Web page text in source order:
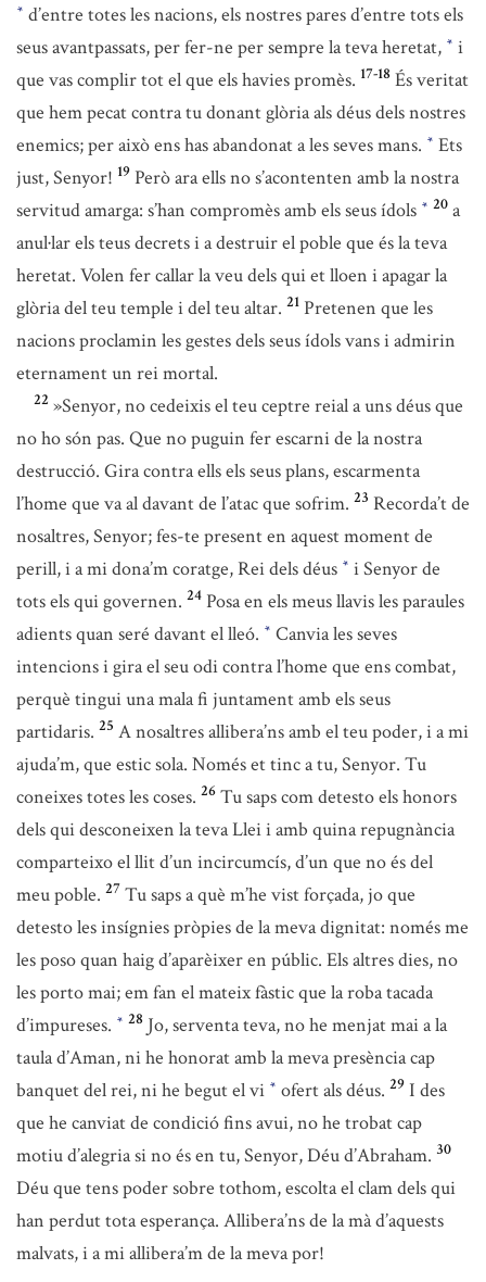
* d’entre totes les nacions, els nostres pares d’entre tots els
seus avantpassats, per fer-ne per sempre la teva heretat, * i
que vas complir tot el que els havies promès. 17-18 És veritat
que hem pecat contra tu donant glòria als déus dels nostres
enemics; per això ens has abandonat a les seves mans. * Ets
just, Senyor! 19 Però ara ells no s’acontenten amb la nostra
servitud amarga: s’han compromès amb els seus ídols * 20 a
anul·lar els teus decrets i a destruir el poble que és la teva
heretat. Volen fer callar la veu dels qui et lloen i apagar la
glòria del teu temple i del teu altar. 21 Pretenen que les
nacions proclamin les gestes dels seus ídols vans i admirin
eternament un rei mortal.
22 »Senyor, no cedeixis el teu ceptre reial a uns déus que
no ho són pas. Que no puguin fer escarni de la nostra
destrucció. Gira contra ells els seus plans, escarmenta
l’home que va al davant de l’atac que sofrim. 23 Recorda’t de
nosaltres, Senyor; fes-te present en aquest moment de
perill, i a mi dona’m coratge, Rei dels déus * i Senyor de
tots els qui governen. 24 Posa en els meus llavis les paraules
adients quan seré davant el lleó. * Canvia les seves
intencions i gira el seu odi contra l’home que ens combat,
perquè tingui una mala fi juntament amb els seus
partidaris. 25 A nosaltres allibera’ns amb el teu poder, i a mi
ajuda’m, que estic sola. Només et tinc a tu, Senyor. Tu
coneixes totes les coses. 26 Tu saps com detesto els honors
dels qui desconeixen la teva Llei i amb quina repugnància
comparteixo el llit d’un incircumcís, d’un que no és del
meu poble. 27 Tu saps a què m’he vist forçada, jo que
detesto les insígnies pròpies de la meva dignitat: només me
les poso quan haig d’aparèixer en públic. Els altres dies, no
les porto mai; em fan el mateix fàstic que la roba tacada
d’impureses. * 28 Jo, serventa teva, no he menjat mai a la
taula d’Aman, ni he honorat amb la meva presència cap
banquet del rei, ni he begut el vi * ofert als déus. 29 I des
que he canviat de condició fins avui, no he trobat cap
motiu d’alegria si no és en tu, Senyor, Déu d’Abraham. 30
Déu que tens poder sobre tothom, escolta el clam dels qui
han perdut tota esperança. Allibera’ns de la mà d’aquests
malvats, i a mi allibera’m de la meva por!